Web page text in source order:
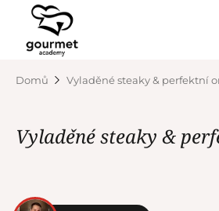
Domů Vyladěné steaky & perfektní
Vyladěné steaky &